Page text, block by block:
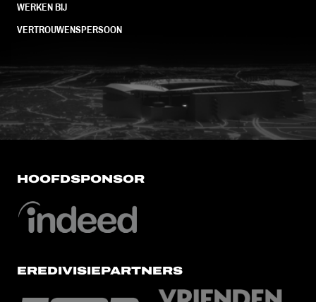
WERKEN BIJ
VERTROUWENSPERSOON
FC Utrecht<br>vanuit<br>het
HOOFDSPONSOR
EREDIVISIEPARTNERS